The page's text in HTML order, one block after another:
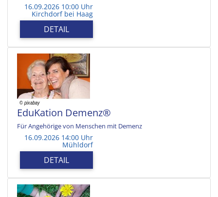
16.09.2026 10:00 Uhr
Kirchdorf bei Haag
DETAIL
EduKation Demenz®
Für Angehörige von Menschen mit Demenz
16.09.2026 14:00 Uhr
Mühldorf
DETAIL